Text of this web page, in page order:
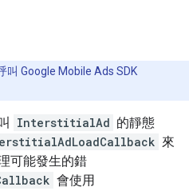
叫 Google Mobile Ads SDK
InterstitialAd 的靜態
來
可能發生的錯
會使用